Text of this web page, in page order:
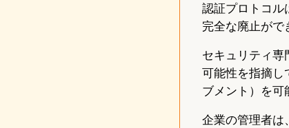
認証プロトコル
完全な廃止がで
セキュリティ専
可能性を指摘し
ブメント）を可
企業の管理者は